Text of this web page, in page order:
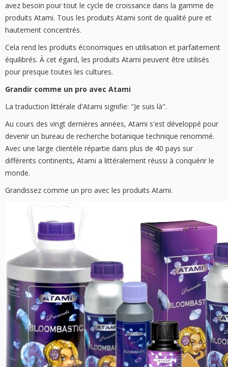
avez besoin pour tout le cycle de croissance dans la gamme de
produits Atami. Tous les produits Atami sont de qualité pure et
hautement concentrés.
Cela rend les produits économiques en utilisation et parfaitement
équilibrés. À cet égard, les produits Atami peuvent être utilisés
pour presque toutes les cultures.
Grandir comme un pro avec Atami
La traduction littérale d'Atami signifie: "Je suis là".
Au cours des vingt dernières années, Atami s'est développé pour
devenir un bureau de recherche botanique technique renommé.
Avec une large clientèle répartie dans plus de 40 pays sur
différents continents, Atami a littéralement réussi à conquérir le
monde.
Grandissez comme un pro avec les produits Atami.